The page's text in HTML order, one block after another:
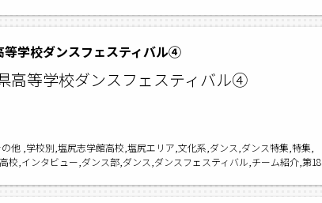
等学校ダンスフェスティバル④
高等学校ダンスフェスティバル④
の他 ,学校別,塩尻志学館高校,塩尻エリア,文化系,ダンス,ダンス特集,特集,
校,インタビュー,ダンス部,ダンス,ダンスフェスティバル,チーム紹介,第18